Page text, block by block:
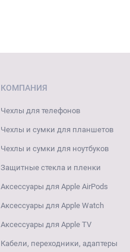
КОМПАНИЯ
Чехлы для телефонов
Чехлы и сумки для планшетов
Чехлы и сумки для ноутбуков
Защитные стекла и пленки
Аксессуары для Apple AirPods
Аксессуары для Apple Watch
Аксессуары для Apple TV
Кабели, переходники, адаптеры